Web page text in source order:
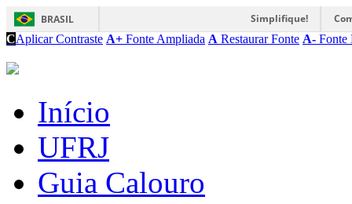
BRASIL Simplifique!
CAplicar Contraste A+ Fonte Ampliada A Restaurar Fonte A- Fonte
Início
UFRJ
Guia Calouro